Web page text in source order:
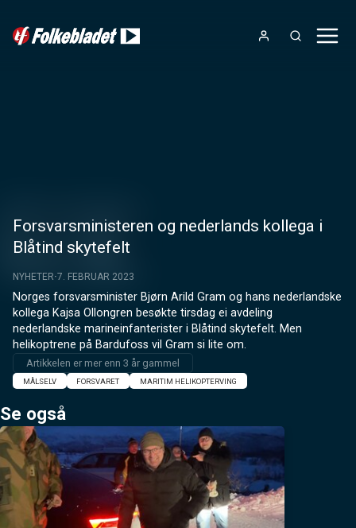
Forsvarsministeren og nederlands kollega i
Blåtind skytefelt
NYHETER 7. FEBRUAR 2023
Norges forsvarsminister Bjørn Arild Gram og hans nederlandske
kollega Kajsa Ollongren besøkte tirsdag ei avdeling
nederlandske marineinfanterister i Blåtind skytefelt. Men
helikoptrene på Bardufoss vil Gram si lite om.
Artikkelen er mer enn 3 år gammel
MÅLSELV FORSVARET MARITIM HELIKOPTERVING
Se også